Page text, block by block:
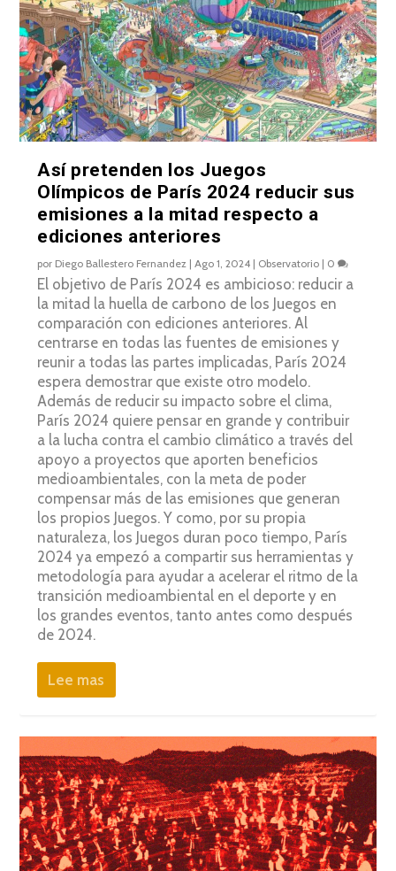
Así pretenden los Juegos
Olímpicos de París 2024 reducir sus
emisiones a la mitad respecto a
ediciones anteriores
por Diego Ballestero Fernandez |Ago 1, 2024 | Observatorio | 0
El objetivo de París 2024 es ambicioso: reducir a
la mitad la huella de carbono de los Juegos en
comparación con ediciones anteriores. Al
centrarse en todas las fuentes de emisiones y
reunir a todas las partes implicadas, París 2024
espera demostrar que existe otro modelo.
Además de reducir su impacto sobre el clima,
París 2024 quiere pensar en grande y contribuir
a la lucha contra el cambio climático a través del
apoyo a proyectos que aporten beneficios
medioambientales, con la meta de poder
compensar más de las emisiones que generan
los propios Juegos. Y como, por su propia
naturaleza, los Juegos duran poco tiempo, París
2024 ya empezó a compartir sus herramientas y
metodología para ayudar a acelerar el ritmo de la
transición medioambiental en el deporte y en
los grandes eventos, tanto antes como después
de 2024.
Lee mas